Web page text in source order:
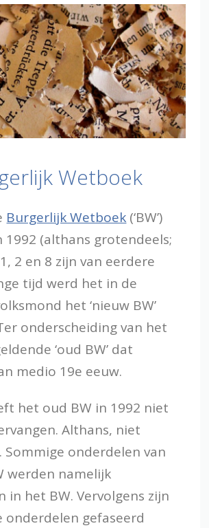
Wetboek
Burgerlijk Wetboek (‘BW’)
1992 (althans grotendeels;
2 en 8 zijn van eerdere
tijd werd het in de
het ‘nieuw BW’
onderscheiding van het
‘oud BW’ dat
medio 19e eeuw.
het oud BW in 1992 niet
Althans, niet
Sommige onderdelen van
werden namelijk
in het BW. Vervolgens zijn
onderdelen gefaseerd